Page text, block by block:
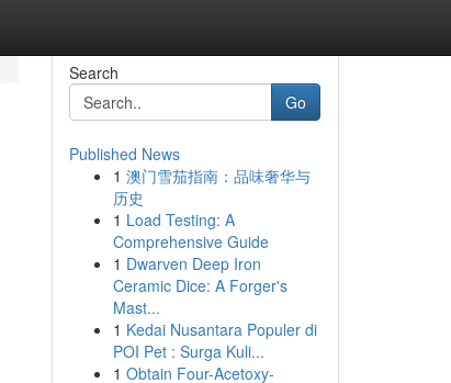
Search
Go
Published News
1 澳门雪茄指南：品味奢华与
历史
1 Load Testing: A
Comprehensive Guide
1 Dwarven Deep Iron
Ceramic Dice: A Forger's
Mast...
1 Kedai Nusantara Populer di
POI Pet : Surga Kuli...
1 Obtain Four-Acetoxy-